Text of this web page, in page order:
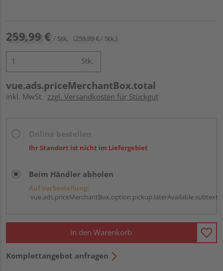
259,99 € / Stk. (259,99 € / Stk.)
Stk.
vue.ads.priceMerchantBox.total
inkl. MwSt. zzgl. Versandkosten für Stückgut
Ihr Standort ist nicht im Liefergebiet
Beim Händler abholen
Auf Vorbestellung:
vue.ads.priceMerchantBox.option.pickup.laterAvailable.subtext
In den Warenkorb
Komplettangebot anfragen